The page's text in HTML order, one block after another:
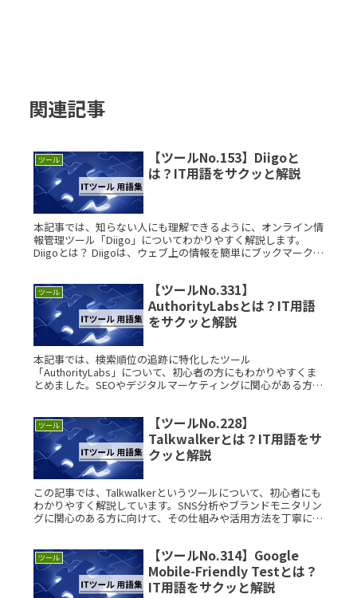
関連記事
ツール
【ツールNo.153】Diigoと
は？IT用語をサクッと解説
本記事では、知らない人にも理解できるように、オンライン情
報管理ツール「Diigo」についてわかりやすく解説します。
Diigoとは？ Diigoは、ウェブ上の情報を簡単にブックマーク・
ツール
【ツールNo.331】
AuthorityLabsとは？IT用語
をサクッと解説
本記事では、検索順位の追跡に特化したツール
「AuthorityLabs」について、初心者の方にもわかりやすくま
とめました。SEOやデジタルマーケティングに関心がある方は
ツール
【ツールNo.228】
Talkwalkerとは？IT用語をサ
クッと解説
この記事では、Talkwalkerというツールについて、初心者にも
わかりやすく解説しています。SNS分析やブランドモニタリン
グに関心のある方に向けて、その仕組みや活用方法を丁寧にご
ツール
【ツールNo.314】Google
Mobile-Friendly Testとは？
IT用語をサクッと解説